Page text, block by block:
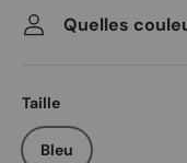
Quelles
Taille
Bleu